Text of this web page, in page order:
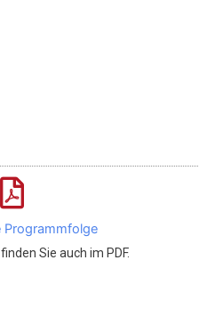
Programmfolge
Sie auch im PDF.